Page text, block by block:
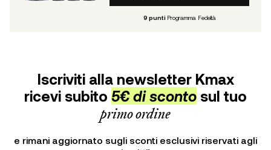
9 punti Programma Fedeltà
Iscriviti alla newsletter Kmax
ricevi subito 5€ di sconto sul tuo
primo ordine
e rimani aggiornato sugli sconti esclusivi riservati agli